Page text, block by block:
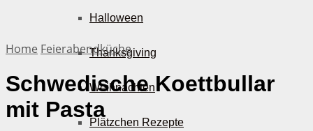
Halloween
Thanksgiving
Weihnachten
Plätzchen Rezepte
Home Feierabendküche
Schwedische Koettbullar
mit Pasta